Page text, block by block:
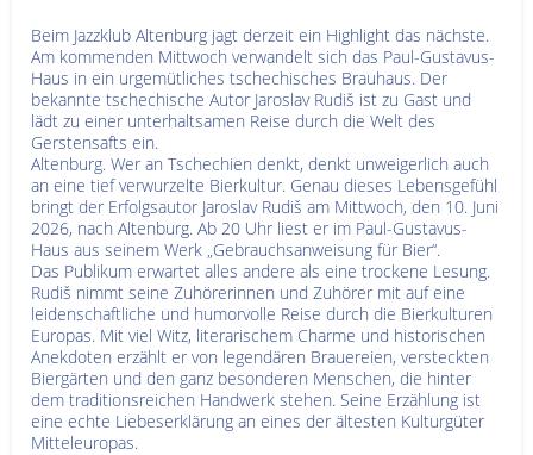
Beim Jazzklub Altenburg jagt derzeit ein Highlight das nächste.
Am kommenden Mittwoch verwandelt sich das Paul-Gustavus-
Haus in ein urgemütliches tschechisches Brauhaus. Der
bekannte tschechische Autor Jaroslav Rudiš ist zu Gast und
lädt zu einer unterhaltsamen Reise durch die Welt des
Gerstensafts ein.
Altenburg. Wer an Tschechien denkt, denkt unweigerlich auch
an eine tief verwurzelte Bierkultur. Genau dieses Lebensgefühl
bringt der Erfolgsautor Jaroslav Rudiš am Mittwoch, den 10. Juni
2026, nach Altenburg. Ab 20 Uhr liest er im Paul-Gustavus-
Haus aus seinem Werk „Gebrauchsanweisung für Bier“.
Das Publikum erwartet alles andere als eine trockene Lesung.
Rudiš nimmt seine Zuhörerinnen und Zuhörer mit auf eine
leidenschaftliche und humorvolle Reise durch die Bierkulturen
Europas. Mit viel Witz, literarischem Charme und historischen
Anekdoten erzählt er von legendären Brauereien, versteckten
Biergärten und den ganz besonderen Menschen, die hinter
dem traditionsreichen Handwerk stehen. Seine Erzählung ist
eine echte Liebeserklärung an eines der ältesten Kulturgüter
Mitteleuropas.